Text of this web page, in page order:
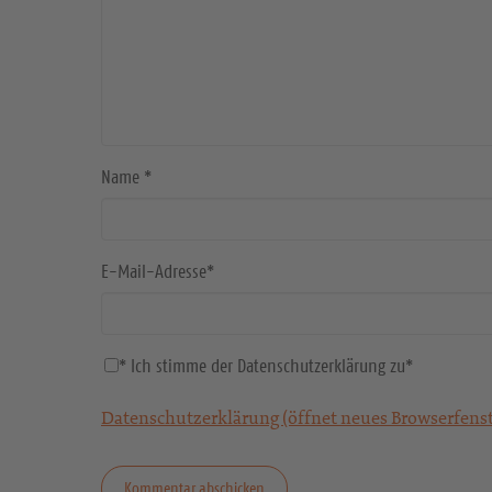
Name *
E-Mail-Adresse*
* Ich stimme der Datenschutzerklärung zu*
Datenschutzerklärung (öffnet neues